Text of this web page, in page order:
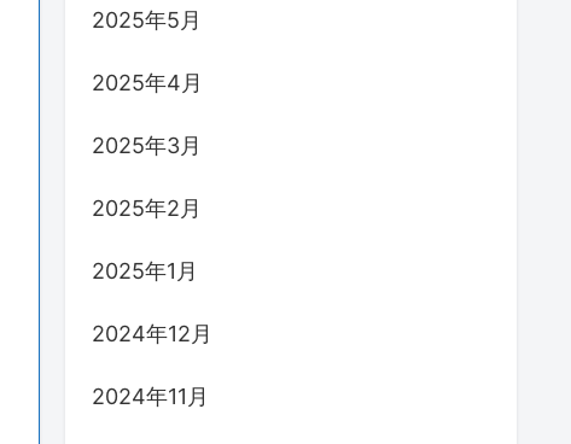
2025年5月
2025年4月
2025年3月
2025年2月
2025年1月
2024年12月
2024年11月